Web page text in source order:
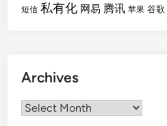
短信 私有化 网易 腾讯 苹果 谷歌
Archives
Archives